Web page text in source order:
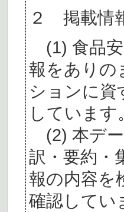
２ 掲載情
(1) 食品安
報をありの
ションに資
しています
(2) 本デー
訳・要約・
報の内容を
確認してい